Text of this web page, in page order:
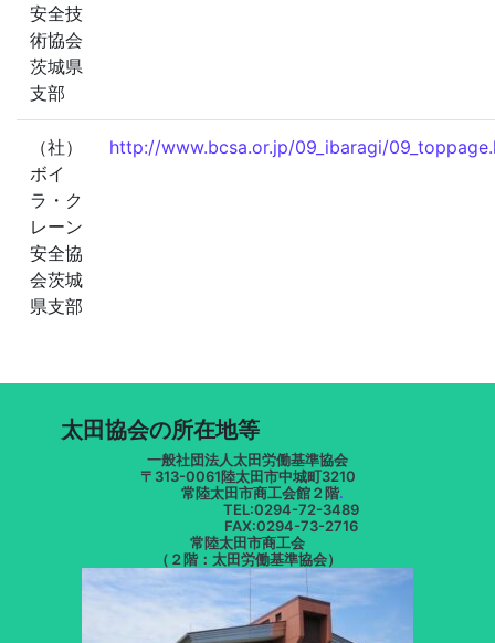
安全技
術協会
茨城県
支部
（社）
ボイ
ラ・ク
レーン
安全協
会茨城
県支部
http://www.bcsa.or.jp/09_ibaragi/
太田協会の所在地等
一般社団法人太田労働基準協会
〒313-0061陸太田市中城町3210
常陸太田市商工会館２階.
TEL:0294-72-3489
FAX:0294-73-2716
常陸太田市商工会
（２階：太田労働基準協会）